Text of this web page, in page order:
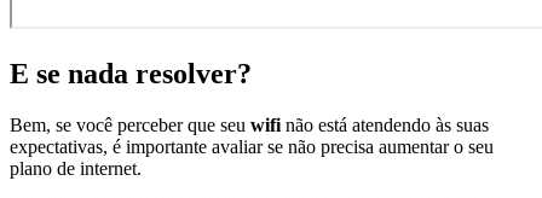
E se nada resolver?
Bem, se você perceber que seu wifi não está atendendo às suas
expectativas, é importante avaliar se não precisa aumentar o seu
plano de internet.